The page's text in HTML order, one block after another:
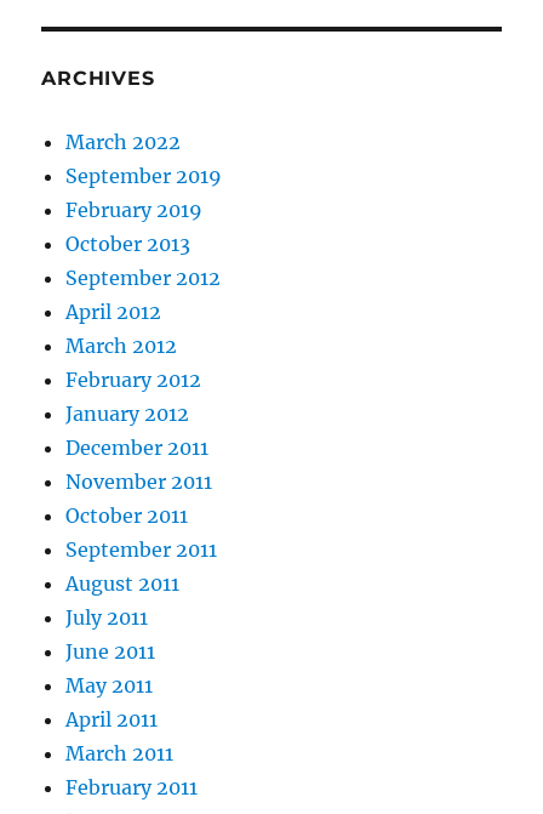
ARCHIVES
March 2022
September 2019
February 2019
October 2013
September 2012
April 2012
March 2012
February 2012
January 2012
December 2011
November 2011
October 2011
September 2011
August 2011
July 2011
June 2011
May 2011
April 2011
March 2011
February 2011